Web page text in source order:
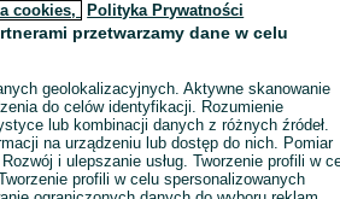
Wyślij wiadomość
cookies, Polityka Prywatności
przetwarzamy dane w celu
geolokalizacyjnych. Aktywne skanowanie
do celów identyfikacji. Rozumienie
lub kombinacji danych z różnych źródeł.
na urządzeniu lub dostęp do nich. Pomiar
i ulepszanie usług. Tworzenie profili w
profili w celu spersonalizowanych